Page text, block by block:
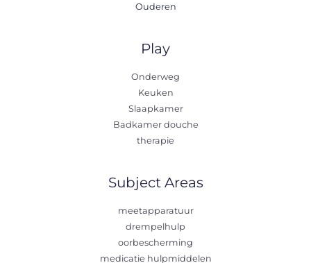
Ouderen
Play
Onderweg
Keuken
Slaapkamer
Badkamer douche
therapie
Subject Areas
meetapparatuur
drempelhulp
oorbescherming
medicatie hulpmiddelen